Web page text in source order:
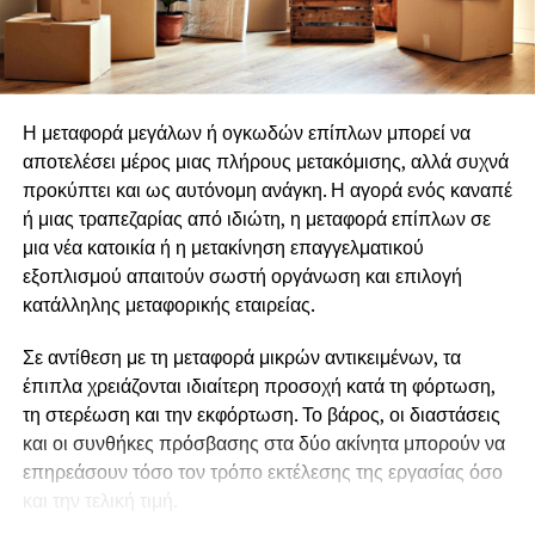
Την διατήρηση μηχανισμού συνεχούς
ανάπτυξης των στελεχών
εφαρμόζοντας την στρατηγική ανταλλαγμάτων <<
κερδίζω – κερδίζεις >>
παραχωρώντας στον εργαζόμενο την δυνατότητα να
συμμετέχει στους στόχους και τις νόρμες της
επιχείρησης.
Ρούλα
Σύμβουλος
Ιδιοκτήτρια της KPR CONSULTING
Οι αιτήσεις μόλις άνοιξαν και μπορούν να υποβάλλονται
έως τηνΚυριακή 9 Αυγούστου 2026, αποκλειστικά
Για πληροφορίες καιΥποβολή της Αίτησης δείτεΕΔΩ.
Αιτήσεις μέσω email, τηλεφωνικώς ή με άλλο τρόπο εκτός
της επίσημης αίτησης στην ιστοσελίδα δεν γίνονται
δεκτές.
residencies θα βρείτεΕΔΩ
Φωτογραφίες θα βρείτε ΕΔΩ
———————————–
Η μεταφορά μεγάλων ή ογκωδών επίπλων μπορεί να
αποτελέσει μέρος μιας πλήρους μετακόμισης, αλλά συχνά
προκύπτει και ως αυτόνομη ανάγκη. Η αγορά ενός καναπέ
ή μιας τραπεζαρίας από ιδιώτη, η μεταφορά επίπλων σε
μια νέα κατοικία ή η μετακίνηση επαγγελματικού
εξοπλισμού απαιτούν σωστή οργάνωση και επιλογή
κατάλληλης μεταφορικής εταιρείας.
Σε αντίθεση με τη μεταφορά μικρών αντικειμένων, τα
έπιπλα χρειάζονται ιδιαίτερη προσοχή κατά τη φόρτωση,
τη στερέωση και την εκφόρτωση. Το βάρος, οι διαστάσεις
και οι συνθήκες πρόσβασης στα δύο ακίνητα μπορούν να
επηρεάσουν τόσο τον τρόπο εκτέλεσης της εργασίας όσο
και την τελική τιμή.